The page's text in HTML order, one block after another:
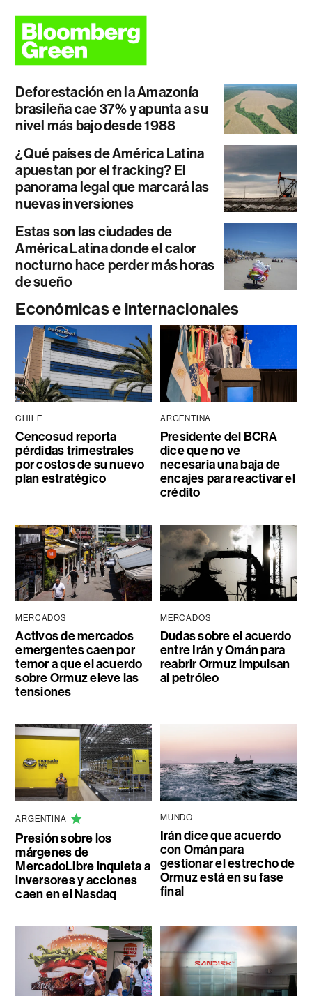
Deforestación en la Amazonía
brasileña cae 37% y apunta a su
nivel más bajo desde 1988
¿Qué países de América Latina
apuestan por el fracking? El
panorama legal que marcará las
nuevas inversiones
Estas son las ciudades de
América Latina donde el calor
nocturno hace perder más horas
de sueño
Económicas e internacionales
CHILE
Cencosud reporta
pérdidas trimestrales
por costos de su nuevo
plan estratégico
ARGENTINA
Presidente del BCRA
dice que no ve
necesaria una baja de
encajes para reactivar el
crédito
MERCADOS
Activos de mercados
emergentes caen por
temor a que el acuerdo
sobre Ormuz eleve las
tensiones
MERCADOS
Dudas sobre el acuerdo
entre Irán y Omán para
reabrir Ormuz impulsan
al petróleo
ARGENTINA
Presión sobre los
márgenes de
MercadoLibre inquieta a
inversores y acciones
caen en el Nasdaq
MUNDO
Irán dice que acuerdo
con Omán para
gestionar el estrecho de
Ormuz está en su fase
final